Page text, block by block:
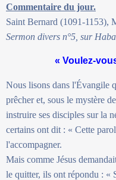
Commentaire du jour.
Saint Bernard (1091-1153),
Sermon divers n°5, sur
« Voulez-
Nous lisons dans l'Évangile
prêcher et, sous le mystère
instruire ses disciples sur la
certains ont dit : « Cette
l'accompagner.
Mais comme Jésus
le quitter, ils ont répondu : «